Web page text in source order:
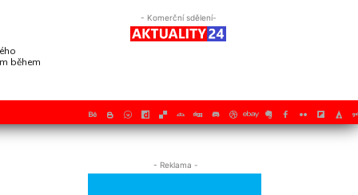
během
- Komerční sdělení-
- Reklama -